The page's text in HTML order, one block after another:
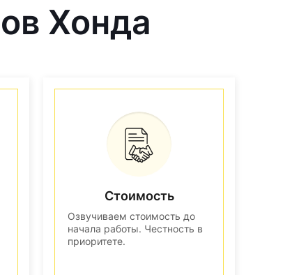
Хонда
Стоимость
Озвучиваем стоимость до
начала работы. Честность в
приоритете.